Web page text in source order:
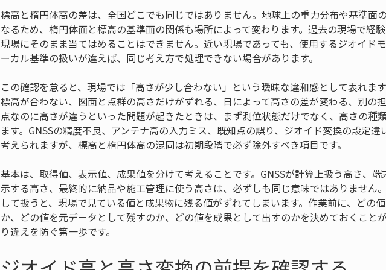
標高と楕円体高の差は、全国どこでも同じではありません。地球上の重力分布や基準面
なるため、楕円体面と標高の基準面の関係も場所によって変わります。過去の現場で経
現場にそのまま当てはめることはできません。近い現場であっても、使用するジオイド
ーカル基準の扱いが違えば、同じ考え方で処理できない場合があります。
この確認を怠ると、現場では「高さが少し合わない」という曖昧な違和感として表れま
標高が合わない、図面と点群の高さだけがずれる、日によって高さの差が変わる、別の
点なのに高さが違うといった問題が起きたときは、まず測位状態だけでなく、高さの種
ます。GNSSの精度不良、アンテナ高の入力ミス、既知点の誤り、ジオイド変換の設定違
考えられますが、標高と楕円体高の混同は初期段階で必ず除外すべき項目です。
基本は、取得値、表示値、成果値を分けて考えることです。GNSSが計算上扱う高さ、
示する高さ、最終的に納品や施工管理に使う高さは、必ずしも同じ意味ではありません
して扱うと、現場で見ている値と成果物に残る値がずれてしまいます。作業前に、どの
か、どの値を元データとして残すのか、どの値を成果として出すのかを決めておくこと
り違えを防ぐ第一歩です。